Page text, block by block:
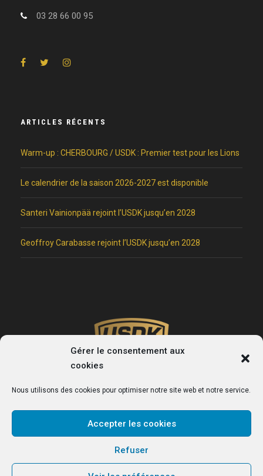
Gérer le consentement aux
cookies
Nous utilisons des cookies pour optimiser notre site web et notre service.
Accepter les cookies
Refuser
03 28 66 00 95
ARTICLES RÉCENTS
Warm-up : CHERBOURG / USDK : Premier test pour les Lions
Le calendrier de la saison 2026-2027 est disponible
Santeri Vainionpää rejoint l’USDK jusqu’en 2028
Geoffroy Carabasse rejoint l’USDK jusqu’en 2028
USDK